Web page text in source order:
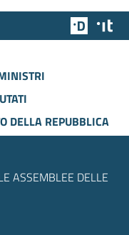
Team
DELLA REPUBBLICA
ASSEMBLEE DELLE